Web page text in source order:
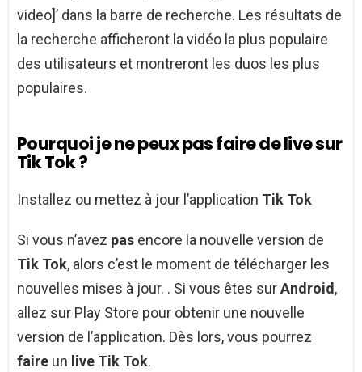
video]’ dans la barre de recherche. Les résultats de
la recherche afficheront la vidéo la plus populaire
des utilisateurs et montreront les duos les plus
populaires.
Pourquoi je ne peux pas faire de live sur
Tik Tok ?
Installez ou mettez à jour l’application Tik Tok
Si vous n’avez pas encore la nouvelle version de
Tik Tok, alors c’est le moment de télécharger les
nouvelles mises à jour. . Si vous êtes surAndroid,
allez sur Play Store pour obtenir une nouvelle
version de l’application. Dès lors, vous pourrez
faire un live Tik Tok.